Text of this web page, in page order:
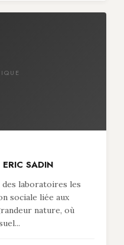
SADIN
des laboratoires les
sociale liée aux
nature, où